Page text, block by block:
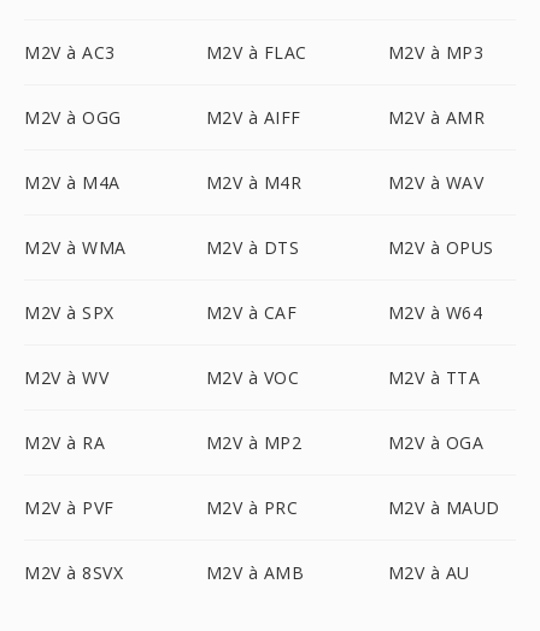
M2V à AC3 M2V à FLAC M2V à MP3
M2V à OGG M2V à AIFF M2V à AMR
M2V à M4A M2V à M4R M2V à WAV
M2V à WMA M2V à DTS M2V à OPUS
M2V à SPX M2V à CAF M2V à W64
M2V à WV M2V à VOC M2V à TTA
M2V à RA M2V à MP2 M2V à OGA
M2V à PVF M2V à PRC M2V à MAUD
M2V à 8SVX M2V à AMB M2V à AU